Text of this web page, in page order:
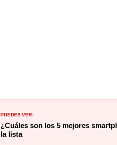
PUEDES VER:
¿Cuáles son los 5 mejores
la lista